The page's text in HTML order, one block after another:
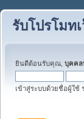
รับโปรโมท
ยินดีต้อนรับคุณ, บุคคล
เข้าสู่ระบบด้วยชื่อผู้ใช้